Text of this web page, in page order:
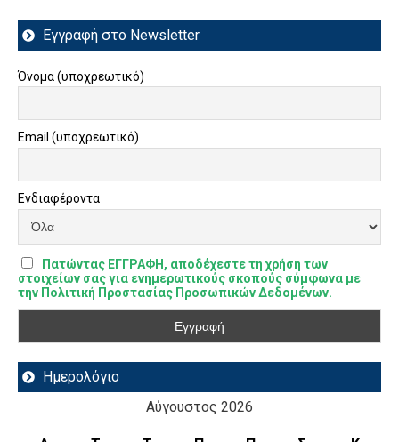
Εγγραφή στο Newsletter
Όνομα (υποχρεωτικό)
Email (υποχρεωτικό)
Ενδιαφέροντα
Πατώντας ΕΓΓΡΑΦΗ, αποδέχεστε τη χρήση των
στοιχείων σας για ενημερωτικούς σκοπούς σύμφωνα με
την Πολιτική Προστασίας Προσωπικών Δεδομένων.
Ημερολόγιο
Αύγουστος 2026